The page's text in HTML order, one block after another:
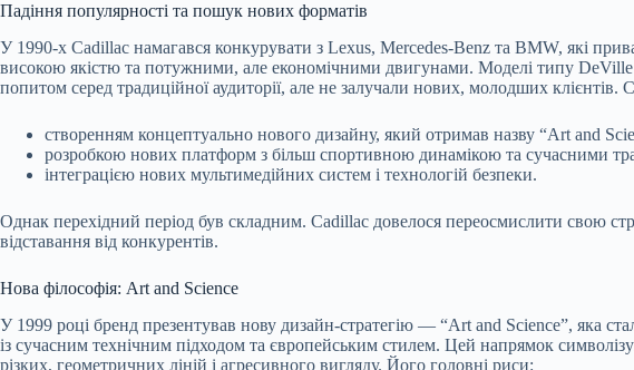
Падіння популярності та пошук нових форматів
У 1990-х Cadillac намагався конкурувати з Lexus, Mercedes-Benz та BMW, які
високою якістю та потужними, але економічними двигунами. Моделі типу
попитом серед традиційної аудиторії, але не залучали нових, молодших
створенням концептуально нового дизайну, який отримав назву “Art and
розробкою нових платформ з більш спортивною динамікою та сучасними
інтеграцією нових мультимедійних систем і технологій безпеки.
Однак перехідний період був складним. Cadillac довелося переосмислити свою
відставання від конкурентів.
Нова філософія: Art and Science
У 1999 році бренд презентував нову дизайн-стратегію — “Art and Science”, яка
із сучасним технічним підходом та європейським стилем. Цей напрямок
різких, геометричних ліній і агресивного вигляду. Його головні риси: